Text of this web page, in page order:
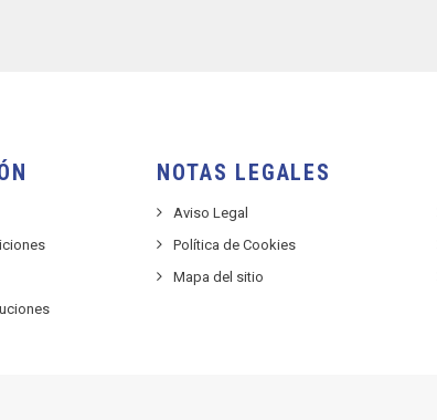
NOTAS LEGALES
Aviso Legal
Política de Cookies
Mapa del sitio